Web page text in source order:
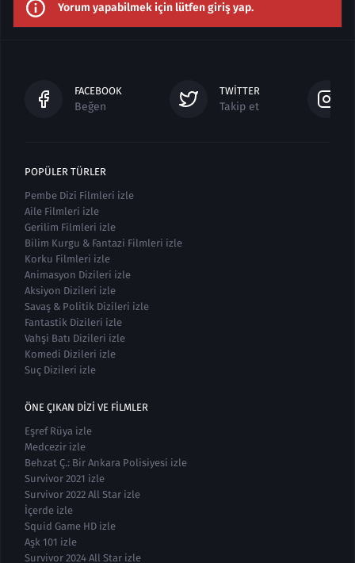
Yorum yapabilmek için lütfen giriş yap.
FACEBOOK
Beğen
TWITTER
Takip et
POPÜLER TÜRLER
Pembe Dizi Filmleri izle
Aile Filmleri izle
Gerilim Filmleri izle
Bilim Kurgu & Fantazi Filmleri izle
Korku Filmleri izle
Animasyon Dizileri izle
Aksiyon Dizileri izle
Savaş & Politik Dizileri izle
Fantastik Dizileri izle
Vahşi Batı Dizileri izle
Komedi Dizileri izle
Suç Dizileri izle
ÖNE ÇIKAN DIZI VE FILMLER
Eşref Rüya izle
Medcezir izle
Behzat Ç.: Bir Ankara Polisiyesi izle
Survivor 2021 izle
Survivor 2022 All Star izle
İçerde izle
Squid Game HD izle
Aşk 101 izle
Survivor 2024 All Star izle